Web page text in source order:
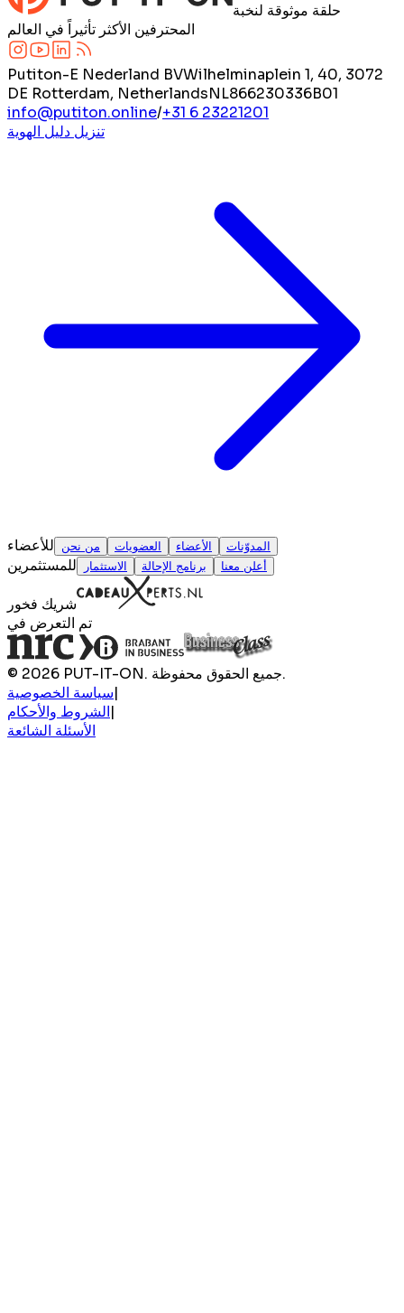
حلقة موثوقة لنخبة
المحترفين الأكثر تأثيراً في العالم
Putiton-E Nederland BVWilhelminaplein 1, 40, 3072
DE Rotterdam, NetherlandsNL866230336B01
info@putiton.online/+31 6 23221201
تنزيل دليل الهوية
للأعضاء من نحن العضويات الأعضاء المدوّنات
للمستثمرين الاستثمار برنامج الإحالة أعلن معنا
شريك فخور
تم التعرض في
© 2026 PUT-IT-ON. جميع الحقوق محفوظة.
سياسة الخصوصية|
الشروط والأحكام|
الأسئلة الشائعة